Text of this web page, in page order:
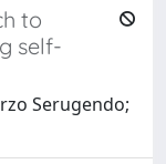
to
self-
Serugendo;